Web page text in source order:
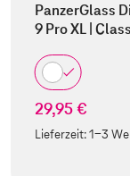
PanzerGlass
9 Pro XL |
29,95 €
Lieferzeit:1-3